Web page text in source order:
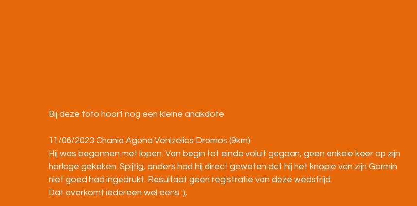
Bij deze foto hoort nog een kleine anakdote
11/06/2023 Chania Agona Venizelios Dromos (9km)
Hij was begonnen met lopen. Van begin tot einde voluit gegaan, geen enkele keer op zijn
horloge gekeken. Spijtig, anders had hij direct geweten dat hij het knopje van zijn Garmin
niet goed had ingedrukt. Resultaat geen registratie van deze wedstrijd.
Dat overkomt iedereen wel eens :),